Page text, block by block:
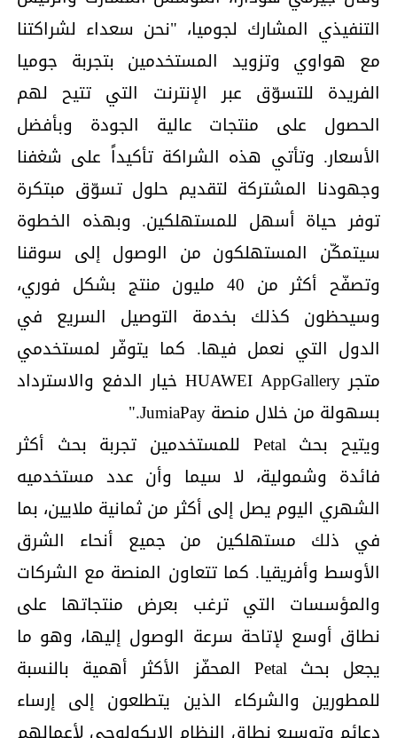
التنفيذي المشارك لجوميا، "نحن سعداء لشراكتنا
مع هواوي وتزويد المستخدمين بتجربة جوميا
الفريدة للتسوّق عبر الإنترنت التي تتيح لهم
الحصول على منتجات عالية الجودة وبأفضل
الأسعار. وتأتي هذه الشراكة تأكيداً على شغفنا
وجهودنا المشتركة لتقديم حلول تسوّق مبتكرة
توفر حياة أسهل للمستهلكين. وبهذه الخطوة
سيتمكّن المستهلكون من الوصول إلى سوقنا
وتصفّح أكثر من 40 مليون منتج بشكل فوري،
وسيحظون كذلك بخدمة التوصيل السريع في
الدول التي نعمل فيها. كما يتوفّر لمستخدمي
متجر HUAWEI AppGallery خيار الدفع والاسترداد
بسهولة من خلال منصة JumiaPay."
ويتيح بحث Petal للمستخدمين تجربة بحث أكثر
فائدة وشمولية، لا سيما وأن عدد مستخدميه
الشهري اليوم يصل إلى أكثر من ثمانية ملايين، بما
في ذلك مستهلكين من جميع أنحاء الشرق
الأوسط وأفريقيا. كما تتعاون المنصة مع الشركات
والمؤسسات التي ترغب بعرض منتجاتها على
نطاق أوسع لإتاحة سرعة الوصول إليها، وهو ما
يجعل بحث Petal المحفّز الأكثر أهمية بالنسبة
للمطورين والشركاء الذين يتطلعون إلى إرساء